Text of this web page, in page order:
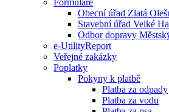
Formuláře
Obecní úřad Zlatá
Stavební úřad Velké
Odbor dopravy
e-UtilityReport
Veřejné zakázky
Poplatky
Pokyny k platbě
Platba za odpady
Platba za vodu